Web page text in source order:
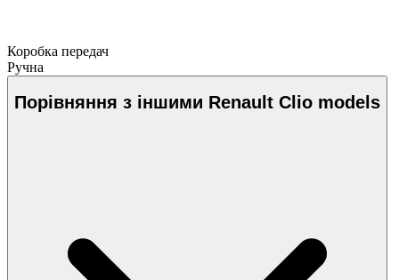
Коробка передач
Ручна
Порівняння з іншими Renault Clio models